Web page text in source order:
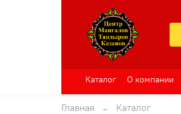
Каталог О компании
Главная Каталог